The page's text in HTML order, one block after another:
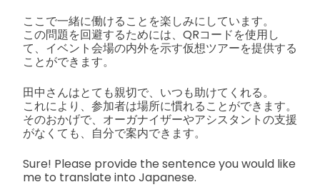
ここで一緒に働けることを楽しみにしています。
この問題を回避するためには、QRコードを使用し
て、イベント会場の内外を示す仮想ツアーを提供する
ことができます。
田中さんはとても親切で、いつも助けてくれる。
これにより、参加者は場所に慣れることができます。
そのおかげで、オーガナイザーやアシスタントの支援
がなくても、自分で案内できます。
Sure! Please provide the sentence you would like
me to translate into Japanese.